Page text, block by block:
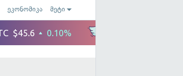
ეკონომიკა მეტი